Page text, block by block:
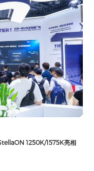
1250K/1575K亮相